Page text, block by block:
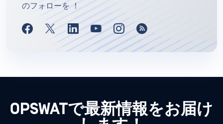
のフォローを ！
OPSWATで最新情報をお届け